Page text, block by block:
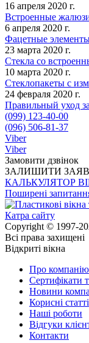
16 апреля 2020 г.
Встроенные
6 апреля 2020 г.
Фацетные
23 марта 2020 г.
Стекла со
10 марта 2020 г.
Стеклопакеты с
24 февраля 2020 г.
Правильный уход
(099) 123-40-00
(096) 506-81-37
Viber
Viber
Замовити дзвінок
ЗАЛИШИТИ
КАЛЬКУЛЯТОР
Поширені
Катра сайту
Copyright © 1997-
Всі права захищені
Відкриті вікна
Про компанію
Сертифікати
Новини
Корисні статті
Наші роботи
Відгуки
Контакти